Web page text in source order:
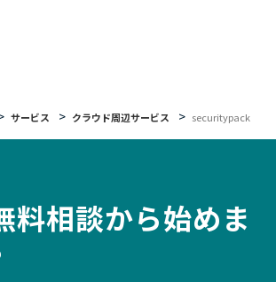
サービス クラウド周辺サービス securitypack
料相談から始めま